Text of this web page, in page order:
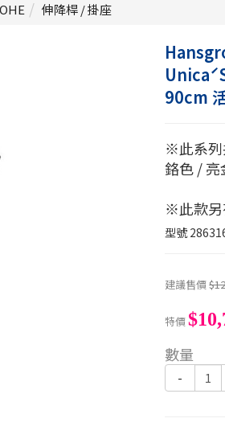
伸降桿 / 掛座
90cm
※此系列
鉻色 /
※此款另
型號
建議售價
特價
數量
-